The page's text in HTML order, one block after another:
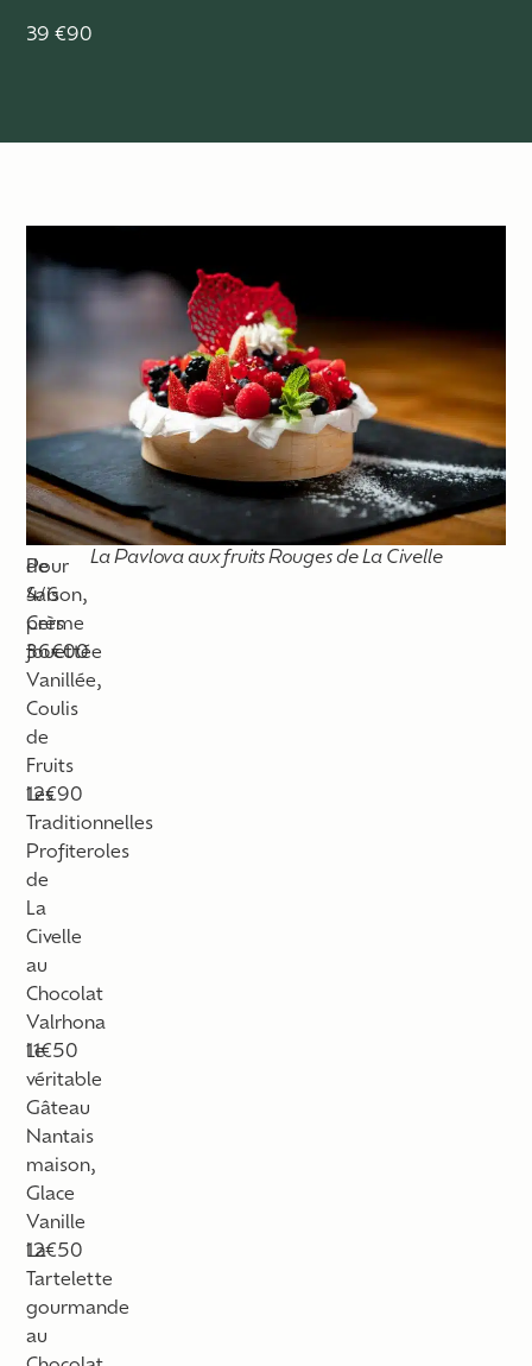
39 €90
FINIR
Nos
douceurs
sucrées
Pavlova
aux
Fruits
de
Saison,
Crème
fouettée
Vanillée,
Coulis
de
Fruits
2
pers
19€50
Pour
4/6
pers
36€00
Les
Traditionnelles
Profiteroles
de
La
Civelle
au
Chocolat
Valrhona
12€90
Le
véritable
Gâteau
Nantais
maison,
Glace
Vanille
11€50
La
Tartelette
gourmande
au
12€50
La Pavlova aux fruits Rouges de La Civelle